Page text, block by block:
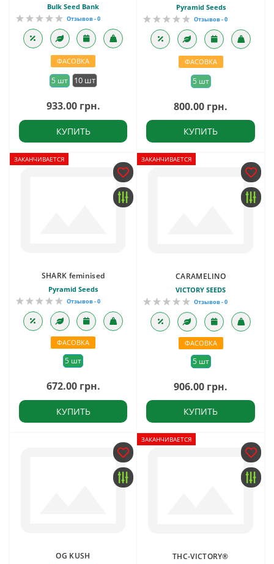
Bulk Seed Bank
Отзывов - 0
ФАСОВКА
5 шт 10 шт
933.00 грн.
КУПИТЬ
Pyramid Seeds
Отзывов - 0
ФАСОВКА
5 шт
800.00 грн.
КУПИТЬ
ЗАКАНЧИВАЕТСЯ
SHARK feminised
Pyramid Seeds
Отзывов - 0
ФАСОВКА
5 шт
672.00 грн.
КУПИТЬ
ЗАКАНЧИВАЕТСЯ
CARAMELINO
VICTORY SEEDS
Отзывов - 0
ФАСОВКА
5 шт
906.00 грн.
КУПИТЬ
OG KUSH
ЗАКАНЧИВАЕТСЯ
THC-VICTORY®